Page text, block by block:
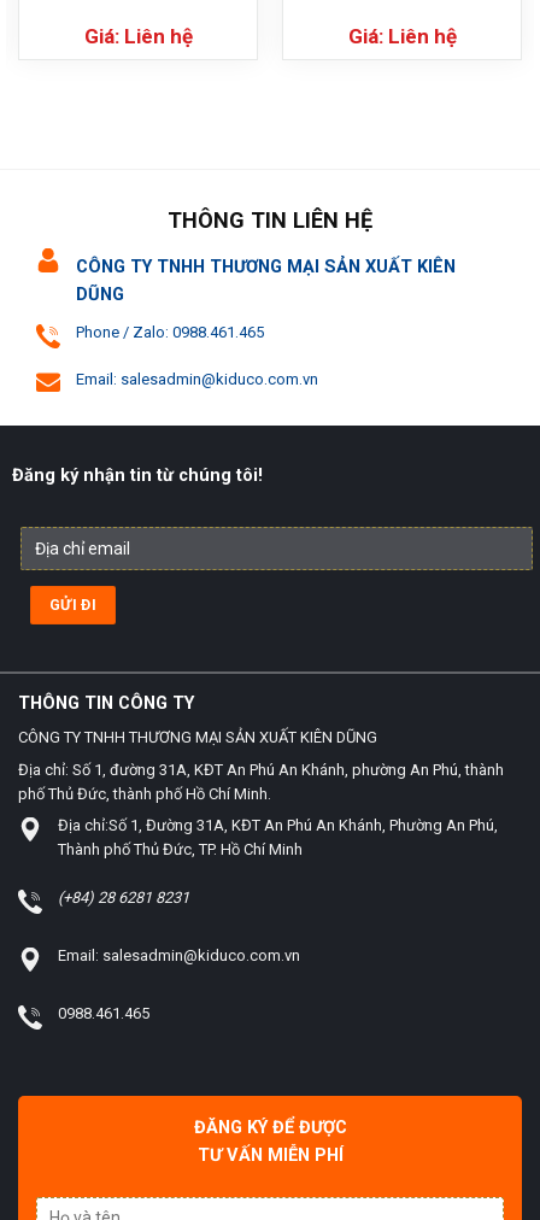
Giá: Liên hệ Giá: Liên hệ
THÔNG TIN LIÊN HỆ
CÔNG TY TNHH THƯƠNG MẠI SẢN XUẤT KIÊN
DŨNG
Phone / Zalo: 0988.461.465
Email: salesadmin@kiduco.com.vn
Đăng ký nhận tin từ chúng tôi!
THÔNG TIN CÔNG TY
CÔNG TY TNHH THƯƠNG MẠI SẢN XUẤT KIÊN DŨNG
Địa chỉ: Số 1, đường 31A, KĐT An Phú An Khánh, phường An Phú, thành
phố Thủ Đức, thành phố Hồ Chí Minh.
Địa chỉ:Số 1, Đường 31A, KĐT An Phú An Khánh, Phường An Phú,
Thành phố Thủ Đức, TP. Hồ Chí Minh
(+84) 28 6281 8231
Email: salesadmin@kiduco.com.vn
0988.461.465
ĐĂNG KÝ ĐỂ ĐƯỢC
TƯ VẤN MIỄN PHÍ